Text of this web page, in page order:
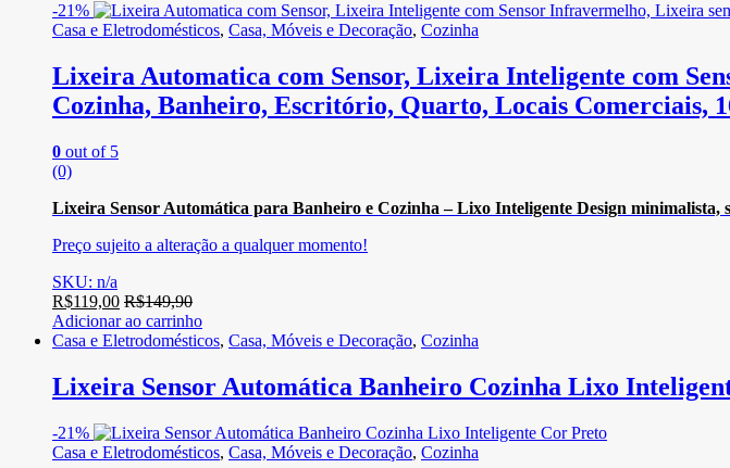
-21%
Casa e Eletrodomésticos, Casa, Móveis e Decoração, Cozinha
Lixeira Automatica com Sensor, Lixeira Inteligente com
Cozinha, Banheiro, Escritório, Quarto, Locais Comerciais,
0 out of 5
(0)
Lixeira Sensor Automática para Banheiro e Cozinha – Lixo Inteligente Design minimalista,
Preço sujeito a alteração a qualquer momento!
SKU: n/a
R$119,00 R$149,90
Adicionar ao carrinho
Casa e Eletrodomésticos, Casa, Móveis e Decoração, Cozinha
Lixeira Sensor Automática Banheiro Cozinha Lixo
-21%
Casa e Eletrodomésticos, Casa, Móveis e Decoração, Cozinha